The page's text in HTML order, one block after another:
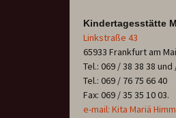
Kindertagesstätte
Linkstraße 43
65933 Frankfurt am
Tel.: 069 / 38 38 38
Tel.: 069 / 76 75 66 40
Fax: 069 / 35 35 10 03.
e-mail: Kita Mariä